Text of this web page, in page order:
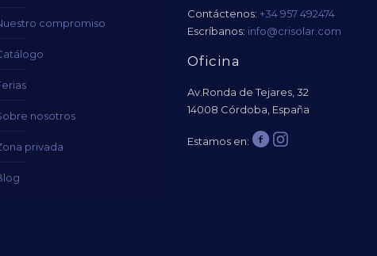
compromiso
nosotros
privada
Contáctenos: +34 957 492474
Escríbanos: info@crisolar.com
Oficina
Av.Ronda de Tejares, 32
14008 Córdoba, España
Estamos en: